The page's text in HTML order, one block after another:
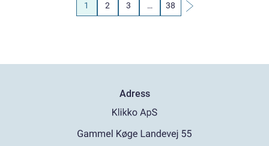
1 2 3 … 38
Adress